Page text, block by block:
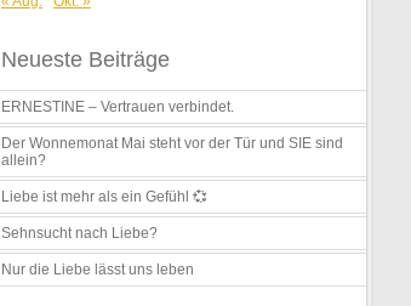
Neueste Beiträge
ERNESTINE – Vertrauen verbindet.
Der Wonnemonat Mai steht vor der Tür und SIE sind
allein?
Liebe ist mehr als ein Gefühl 💞
Sehnsucht nach Liebe?
Nur die Liebe lässt uns leben